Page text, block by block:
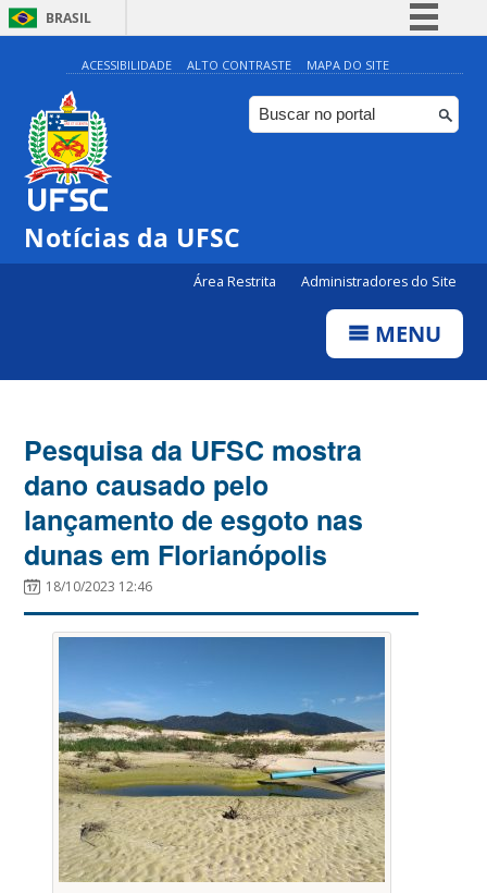
BRASIL
Simplifique!
Comunica BR
Participe
ACESSIBILIDADE ALTO CONTRASTE MAPA DO SITE
Notícias da UFSC
Área Restrita Administradores do Site
MENU
Pesquisa da UFSC mostra
dano causado pelo
lançamento de esgoto nas
dunas em Florianópolis
18/10/2023 12:46